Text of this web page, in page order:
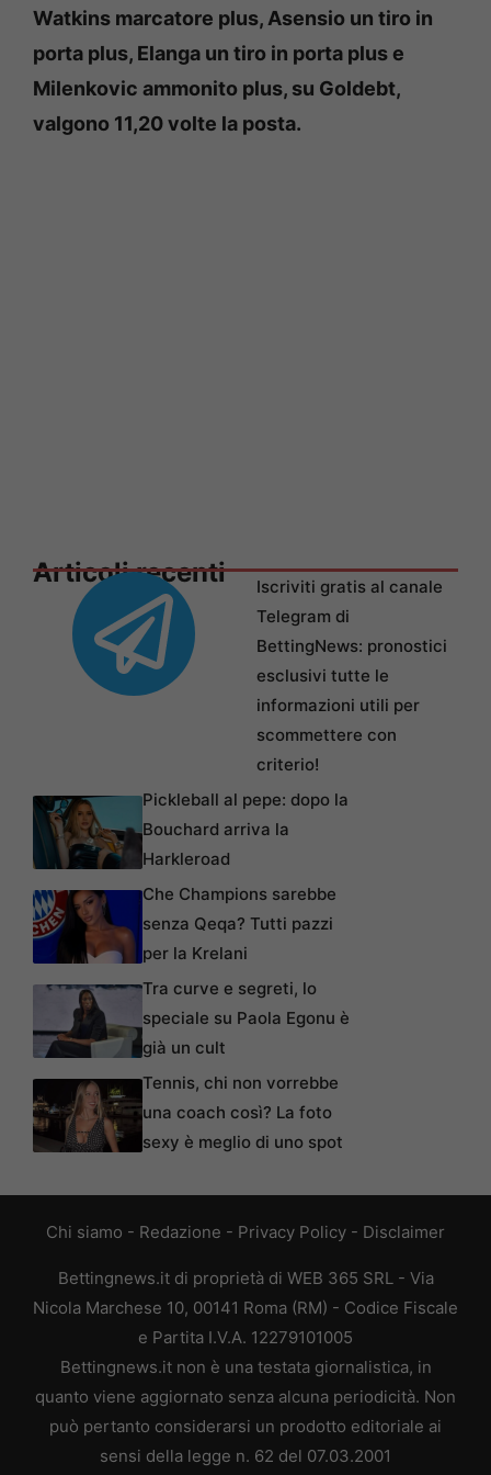
Watkins marcatore plus, Asensio un tiro in
porta plus, Elanga un tiro in porta plus e
Milenkovic ammonito plus, su Goldebt,
valgono 11,20 volte la posta.
Articoli recenti
Iscriviti gratis al canale
Telegram di
BettingNews: pronostici
esclusivi tutte le
informazioni utili per
scommettere con
criterio!
Pickleball al pepe: dopo la
Bouchard arriva la
Harkleroad
Che Champions sarebbe
senza Qeqa? Tutti pazzi
per la Krelani
Tra curve e segreti, lo
speciale su Paola Egonu è
già un cult
Tennis, chi non vorrebbe
una coach così? La foto
sexy è meglio di uno spot
Chi siamo - Redazione - Privacy Policy - Disclaimer
Bettingnews.it di proprietà di WEB 365 SRL - Via
Nicola Marchese 10, 00141 Roma (RM) - Codice Fiscale
e Partita I.V.A. 12279101005
Bettingnews.it non è una testata giornalistica, in
quanto viene aggiornato senza alcuna periodicità. Non
può pertanto considerarsi un prodotto editoriale ai
sensi della legge n. 62 del 07.03.2001